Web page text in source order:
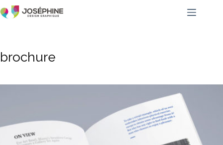
brochure